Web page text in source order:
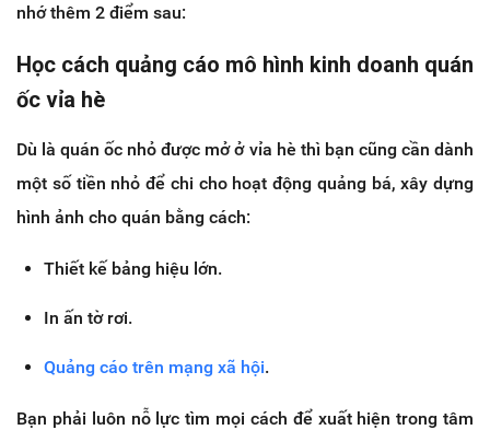
nhớ thêm 2 điểm sau:
Học cách quảng cáo mô hình kinh doanh quán
ốc vỉa hè
Dù là quán ốc nhỏ được mở ở vỉa hè thì bạn cũng cần dành
một số tiền nhỏ để chi cho hoạt động quảng bá, xây dựng
hình ảnh cho quán bằng cách:
Thiết kế bảng hiệu lớn.
In ấn tờ rơi.
Quảng cáo trên mạng xã hội.
Bạn phải luôn nỗ lực tìm mọi cách để xuất hiện trong tâm